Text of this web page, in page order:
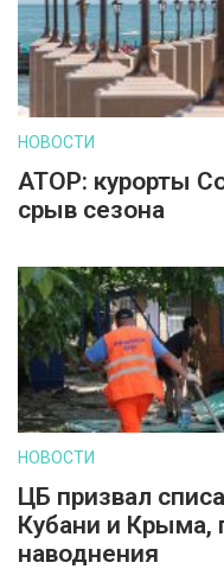
НОВОСТИ
АТОР: курорты
срыв сезона
НОВОСТИ
ЦБ призвал
Кубани и Крыма,
наводнения